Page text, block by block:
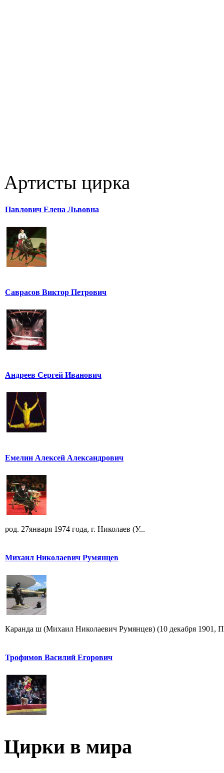
Артисты цирка
Павлович Елена Львовна
Саврасов Виктор Петрович
Андреев Сергей Иванович
Емелин Алексей Александрович
род. 27января 1974 года, г. Николаев (У...
Михаил Николаевич Румянцев
Каранда ш (Михаил Николаевич Румянцев) (10 декабря 1901,
Трофимов Василий Егорович
Цирки в мира